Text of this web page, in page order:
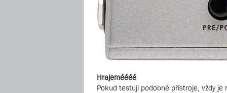
Hrajeméééé
Pokud testuji podobné přístroje, vždy je